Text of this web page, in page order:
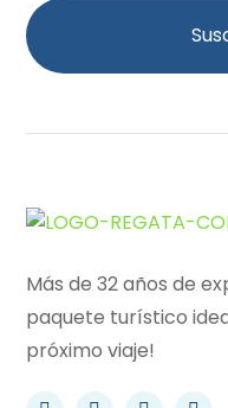
Más de 32 años de
paquete turístico
próximo viaje!